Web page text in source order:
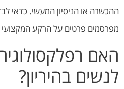
ההכשרה או הניסיון המעשי. כדאי
מפרסמים פרטים על הרקע המקצועי
האם
לנשים בהיריון?